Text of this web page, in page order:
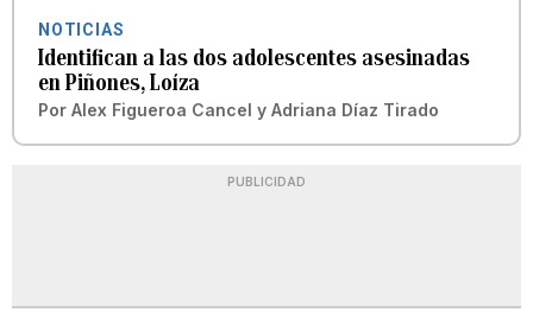
NOTICIAS
Identifican a las dos adolescentes asesinadas
en Piñones, Loíza
Por Alex Figueroa Cancel y Adriana Díaz Tirado
PUBLICIDAD